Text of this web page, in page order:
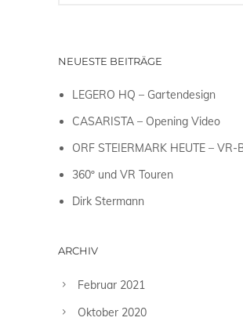
NEUESTE BEITRÄGE
LEGERO HQ – Gartendesign
CASARISTA – Opening Video
ORF STEIERMARK HEUTE – VR-
360º und VR Touren
Dirk Stermann
ARCHIV
Februar 2021
Oktober 2020